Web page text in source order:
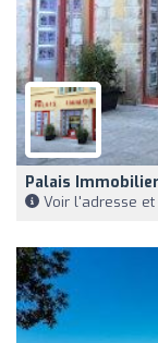
Palais
Voir l'adresse